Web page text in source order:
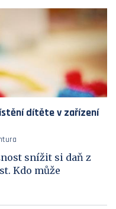
dítěte v zařízení
snížit si daň z
Kdo může